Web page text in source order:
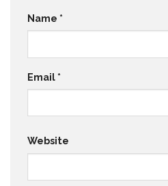
Name *
Email *
Website